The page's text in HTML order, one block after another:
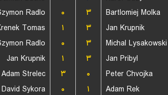
Radlo
۰ ۳ Bartlomiej Molka
Tomas
۱ ۳ Jan Krupnik
Radlo
۰ ۳ Michal Lysakowski
Jan Krupnik
۱ ۳ Jan Pribyl
Adam Strelec
۳ ۰ Peter Chvojka
David Sykora
۰ ۱ Adam Rek